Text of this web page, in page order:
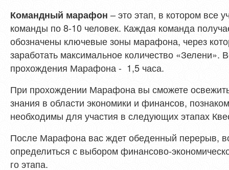
Командный марафон – это этап, в котором все
команды по 8-10 человек. Каждая команда
обозначены ключевые зоны марафона, через
заработать максимальное количество
прохождения Марафона - 1,5 часа.
При прохождении Марафона вы сможете
знания в области экономики и финансов,
необходимы для участия в следующих этапах
После Марафона вас ждет обеденный перерыв,
определиться с выбором финансово-
го этапа.